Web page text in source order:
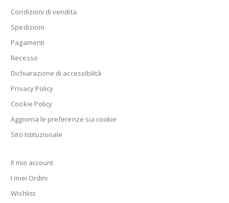
Condizioni di vendita
Spedizioni
Pagamenti
Recesso
Dichiarazione di accessibilità
Privacy Policy
Cookie Policy
Aggiorna le preferenze sui cookie
Sito Istituzionale
Il mio account
I miei Ordini
Wishlist